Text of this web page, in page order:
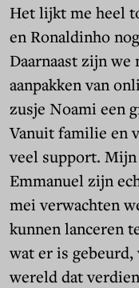
Het lijkt me heel
en Ronaldinho
Daarnaast zijn
aanpakken van
zusje Noami een
Vanuit familie en
veel support.
Emmanuel zijn
mei verwachten
kunnen lanceren
wat er is
wereld dat